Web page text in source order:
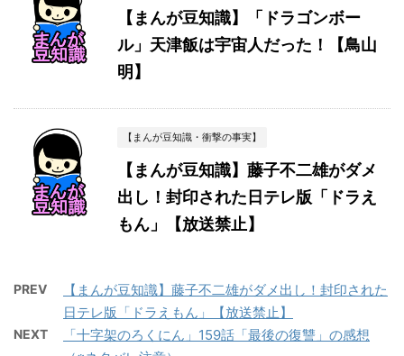
【まんが豆知識】「ドラゴンボー
ル」天津飯は宇宙人だった！【鳥山
明】
【まんが豆知識・衝撃の事実】
【まんが豆知識】藤子不二雄がダメ
出し！封印された日テレ版「ドラえ
もん」【放送禁止】
PREV
【まんが豆知識】藤子不二雄がダメ出し！封印された
日テレ版「ドラえもん」【放送禁止】
NEXT
「十字架のろくにん」159話「最後の復讐」の感想